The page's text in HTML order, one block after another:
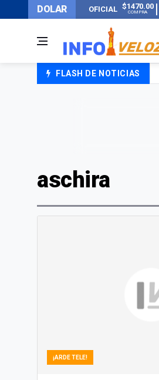
DOLAR OFICIAL $1470.00
COMPRA
FLASH DE NOTICIAS
aschira
¡ARDE TELE!